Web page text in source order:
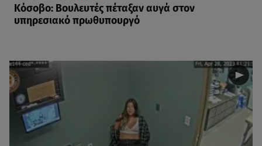
Κόσοβο: Βουλευτές πέταξαν αυγά στον
υπηρεσιακό πρωθυπουργό